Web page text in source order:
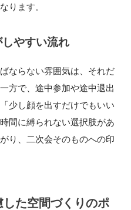
ります。
やすい流れ
ならない雰囲気は、それだ
方で、途中参加や途中退出
少し顔を出すだけでもいい
間に縛られない選択肢があ
り、二次会そのものへの印
した空間づくりのポ